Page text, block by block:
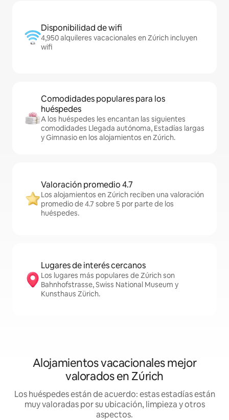
Disponibilidad de wifi
4,950 alquileres vacacionales en Zúrich incluyen
wifi
Comodidades populares para los
huéspedes
A los huéspedes les encantan las siguientes
comodidades Llegada autónoma, Estadías largas
y Gimnasio en los alojamientos en Zúrich.
Valoración promedio 4.7
Los alojamientos en Zúrich reciben una valoración
promedio de 4.7 sobre 5 por parte de los
huéspedes.
Lugares de interés cercanos
Los lugares más populares de Zúrich son
Bahnhofstrasse, Swiss National Museum y
Kunsthaus Zürich.
Alojamientos vacacionales mejor
valorados en Zúrich
Los huéspedes están de acuerdo: estas estadías están
muy valoradas por su ubicación, limpieza y otros
aspectos.